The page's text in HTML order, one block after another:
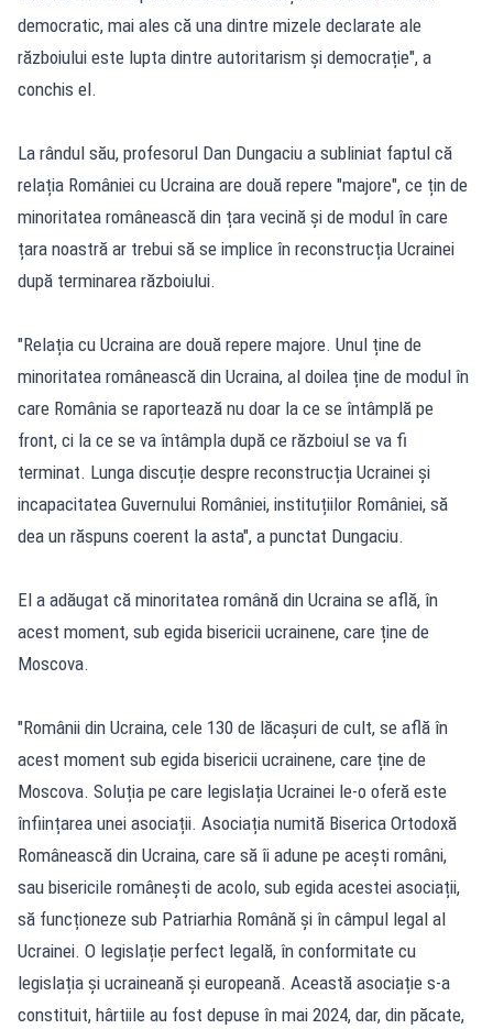
democratic, mai ales că una dintre mizele declarate ale
războiului este lupta dintre autoritarism și democrație", a
conchis el.
La rândul său, profesorul Dan Dungaciu a subliniat faptul că
relația României cu Ucraina are două repere "majore", ce țin de
minoritatea românească din țara vecină și de modul în care
țara noastră ar trebui să se implice în reconstrucția Ucrainei
după terminarea războiului.
"Relația cu Ucraina are două repere majore. Unul ține de
minoritatea românească din Ucraina, al doilea ține de modul în
care România se raportează nu doar la ce se întâmplă pe
front, ci la ce se va întâmpla după ce războiul se va fi
terminat. Lunga discuție despre reconstrucția Ucrainei și
incapacitatea Guvernului României, instituțiilor României, să
dea un răspuns coerent la asta", a punctat Dungaciu.
El a adăugat că minoritatea română din Ucraina se află, în
acest moment, sub egida bisericii ucrainene, care ține de
Moscova.
"Românii din Ucraina, cele 130 de lăcașuri de cult, se află în
acest moment sub egida bisericii ucrainene, care ține de
Moscova. Soluția pe care legislația Ucrainei le-o oferă este
înființarea unei asociații. Asociația numită Biserica Ortodoxă
Românească din Ucraina, care să îi adune pe acești români,
sau bisericile românești de acolo, sub egida acestei asociații,
să funcționeze sub Patriarhia Română și în câmpul legal al
Ucrainei. O legislație perfect legală, în conformitate cu
legislația și ucraineană și europeană. Această asociație s-a
constituit, hârtiile au fost depuse în mai 2024, dar, din păcate,